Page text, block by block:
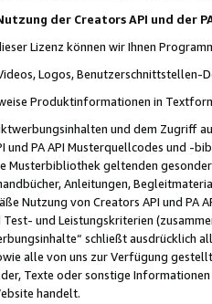
der Creators API und der
Lizenz können wir Ihnen
Logos, Benutzerschnittstellen-
Produktinformationen in
und dem Zugriff
und PA API Musterquellcodes und
Musterbibliothek geltenden
Anleitungen,
Nutzung von Creators API und PA
und Leistungskriterien
schließt ausdrücklich
alle von uns zur Verfügung
Texte oder sonstige
handelt.